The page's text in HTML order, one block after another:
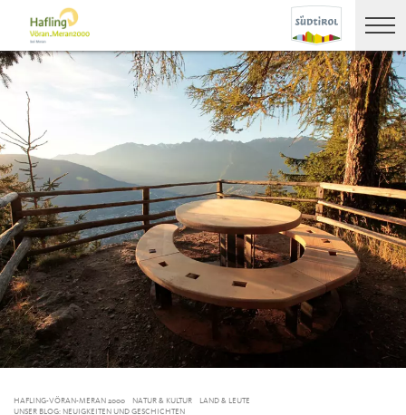
HAFLING-VÖRAN-MERAN 2000 NATUR & KULTUR
LAND & LEUTE
UNSER BLOG: NEUIGKEITEN UND GESCHICHTEN